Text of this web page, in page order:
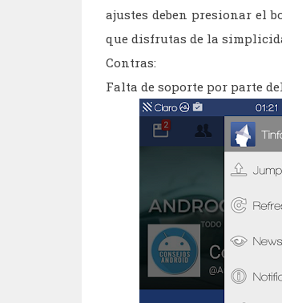
ajustes deben presionar el
que disfrutas de la
Contras:
Falta de soporte por parte